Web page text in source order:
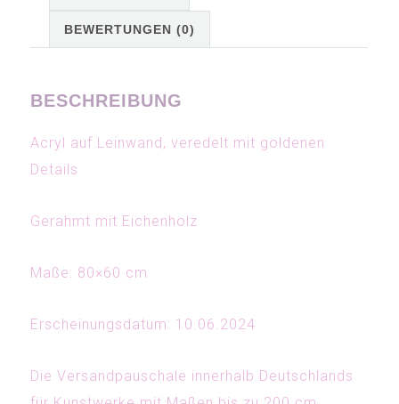
BEWERTUNGEN (0)
BESCHREIBUNG
Acryl auf Leinwand, veredelt mit goldenen
Details
Gerahmt mit Eichenholz
Maße: 80×60 cm
Erscheinungsdatum: 10.06.2024
Die Versandpauschale innerhalb Deutschlands